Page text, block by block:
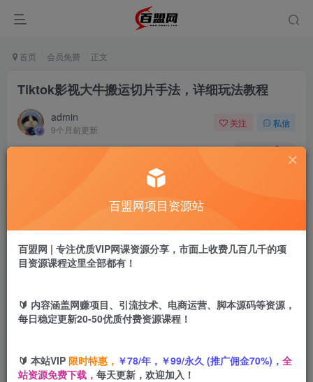
首页 会员免费 正文
Tiktok影视大牛搬运切片手法，详细玩法教程
admin
9个月前更新
关注 私信
901 6
Tiktok影视大牛搬运切片手法，详细玩法教程
此内容为付费阅读，请付费后查看
盟币9.9
年卡会员 免费
您当前未登录！建议登陆后购买，可保存购买订单
Tiktok影视大牛搬运切片手法，详细玩法教程
百盟网项目资源站
百盟网 | 专注优质VIP网课资源分享，市面上收费几百几千的项
目资源课程这里全部都有！
🔰 内容涵盖网赚项目、引流技术、电商运营、脚本源码等资源，
每日稳定更新20-50优质付费资源课程！
🔰 本站VIP 限时特惠， ￥78/年，￥99/永久 (推广佣金70%)， 全
站资源免费下载， 每天更新，欢迎加入！